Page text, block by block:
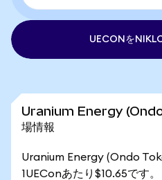
UECONを
Uranium Energy
場情報
Uranium Energy (Ondo
1UEConあたり$10.65です